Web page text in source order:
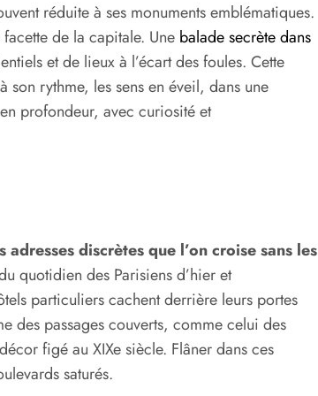
réduite à ses monuments emblématiques.
de la capitale. Une balade secrète dans
et de lieux à l’écart des foules. Cette
rythme, les sens en éveil, dans une
profondeur, avec curiosité et
discrètes que l’on croise sans les
quotidien des Parisiens d’hier et
particuliers cachent derrière leurs portes
des passages couverts, comme celui des
figé au XIXe siècle. Flâner dans ces
saturés.